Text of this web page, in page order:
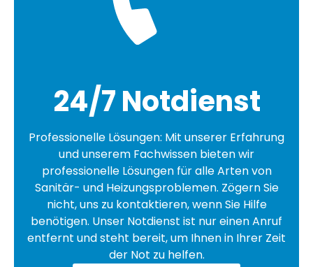
24/7 Notdienst
Professionelle Lösungen: Mit unserer Erfahrung
und unserem Fachwissen bieten wir
professionelle Lösungen für alle Arten von
Sanitär- und Heizungsproblemen. Zögern Sie
nicht, uns zu kontaktieren, wenn Sie Hilfe
benötigen. Unser Notdienst ist nur einen Anruf
entfernt und steht bereit, um Ihnen in Ihrer Zeit
der Not zu helfen.